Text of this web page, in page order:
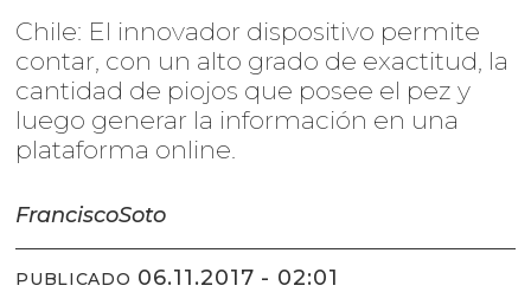
Chile: El innovador dispositivo permite
contar, con un alto grado de exactitud, la
cantidad de piojos que posee el pez y
luego generar la información en una
plataforma online.
FranciscoSoto
PUBLICADO 06.11.2017 - 02:01